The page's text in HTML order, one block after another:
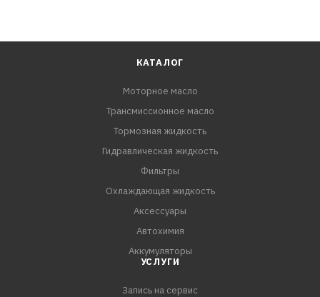
КАТАЛОГ
Моторное масло
Трансмиссионное масло
Тормозная жидкость
Гидравлическая жидкость
Фильтры
Охлаждающая жидкость
Аксессуары
Автохимия
Аккумуляторы
УСЛУГИ
Запись на сервис